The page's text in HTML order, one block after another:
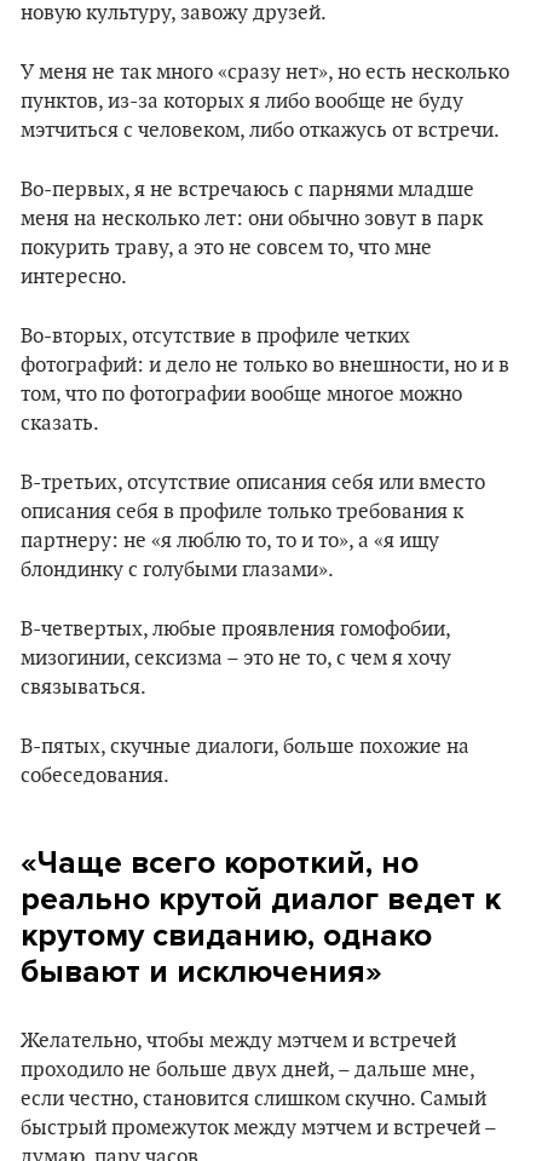
новую культуру, завожу друзей.
У меня не так много «сразу нет», но есть несколько
пунктов, из-за которых я либо вообще не буду
мэтчиться с человеком, либо откажусь от встречи.
Во-первых, я не встречаюсь с парнями младше
меня на несколько лет: они обычно зовут в парк
покурить траву, а это не совсем то, что мне
интересно.
Во-вторых, отсутствие в профиле четких
фотографий: и дело не только во внешности, но и в
том, что по фотографии вообще многое можно
сказать.
В-третьих, отсутствие описания себя или вместо
описания себя в профиле только требования к
партнеру: не «я люблю то, то и то», а «я ищу
блондинку с голубыми глазами».
В-четвертых, любые проявления гомофобии,
мизогинии, сексизма – это не то, с чем я хочу
связываться.
В-пятых, скучные диалоги, больше похожие на
собеседования.
«Чаще всего короткий, но
реально крутой диалог ведет к
крутому свиданию, однако
бывают и исключения»
Желательно, чтобы между мэтчем и встречей
проходило не больше двух дней, – дальше мне,
если честно, становится слишком скучно. Самый
быстрый промежуток между мэтчем и встречей –